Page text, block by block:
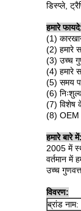
डिस्प्ले,
हमारे
(1)
(2) हमारे
(3) उच्च
(4) हमारे
(5) समय
(6)
(7) विशेष
(8) OEM
हमारे बारे में:
2005 में
वर्तमान
उच्च
विवरण:
ब्रांड नाम: